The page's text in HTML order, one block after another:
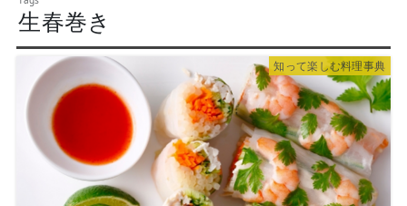
生春巻き
知って楽しむ料理事典